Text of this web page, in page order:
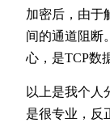
加密后，由于
间的通道阻断
心，是TCP数
以上是我个人
是很专业，反